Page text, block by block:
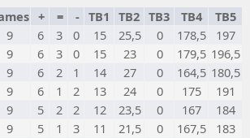
+ = - TB1 TB2 TB3 TB4
TB5
9 6 3 0 15 25,5 0 178,5
197
9 6 3 0 15 23 0 179,5 196,5
9 6 2 1 14 27 0 164,5 180,5
9 6 1 2 13 24 0 175
191
9 5 2 2 12 23,5 0 167
184
9 5 1 3 11 21,5 0 167,5
183